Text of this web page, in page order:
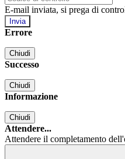
E-mail inviata, si prega di
Errore
Chiudi
Successo
Chiudi
Informazione
Chiudi
Attendere...
Attendere il completamento